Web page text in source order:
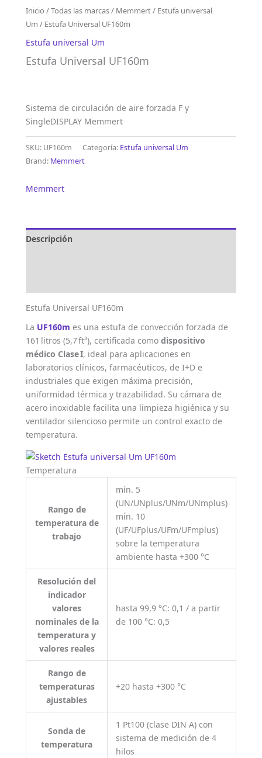
Inicio /Todas las marcas/ Memmert/ Estufa universal
Um / Estufa Universal UF160m
Estufa universal Um
Estufa Universal UF160m
Sistema de circulación de aire forzada F y
SingleDISPLAY Memmert
SKU: UF160m Categoría: Estufa universal Um
Brand: Memmert
Memmert
Descripción
Estufa Universal UF160m
La UF160m es una estufa de convección forzada de
161 litros (5,7 ft³), certificada como dispositivo
médico Clase I, ideal para aplicaciones en
laboratorios clínicos, farmacéuticos, de I+D e
industriales que exigen máxima precisión,
uniformidad térmica y trazabilidad. Su cámara de
acero inoxidable facilita una limpieza higiénica y su
ventilador silencioso permite un control exacto de
temperatura.
Temperatura
Rango de
temperatura de
trabajo
mín. 5
(UN/UNplus/UNm/UNmplus)
mín. 10
(UF/UFplus/UFm/UFmplus)
sobre la temperatura
ambiente hasta +300 °C
Resolución del
indicador
valores
nominales de la
temperatura y
valores reales
hasta 99,9 °C: 0,1 / a partir
de 100 °C: 0,5
Rango de
temperaturas
ajustables
+20 hasta +300 °C
Sonda de
temperatura
1 Pt100 (clase DIN A) con
sistema de medición de 4
hilos